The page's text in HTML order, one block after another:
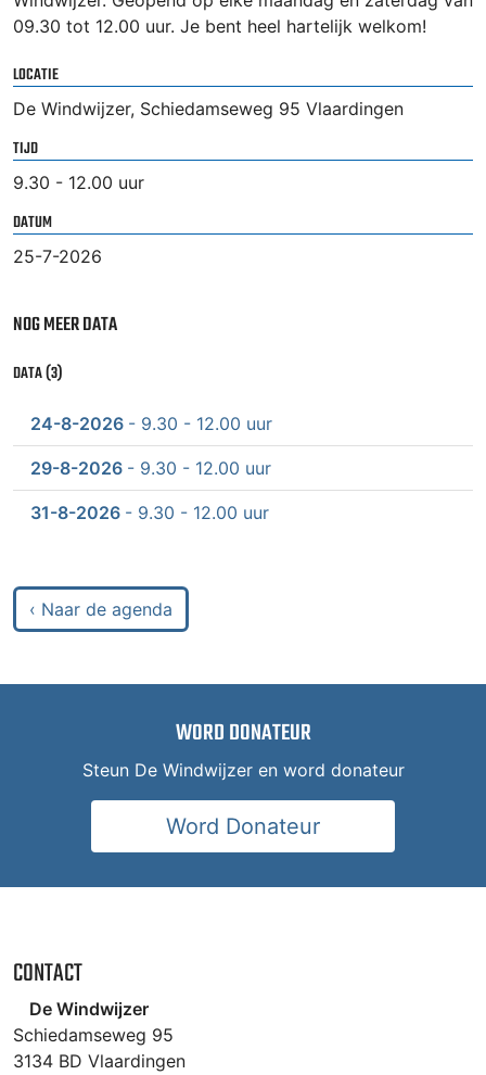
09.30 tot 12.00 uur. Je bent heel hartelijk welkom!
LOCATIE
De Windwijzer, Schiedamseweg 95 Vlaardingen
TIJD
9.30 - 12.00 uur
DATUM
25-7-2026
NOG MEER DATA
DATA (3)
24-8-2026 - 9.30 - 12.00 uur
29-8-2026 - 9.30 - 12.00 uur
31-8-2026 - 9.30 - 12.00 uur
‹ Naar de agenda
WORD DONATEUR
Steun De Windwijzer en word donateur
Word Donateur
CONTACT
De Windwijzer
Schiedamseweg 95
3134 BD Vlaardingen